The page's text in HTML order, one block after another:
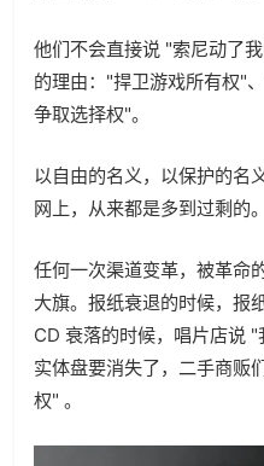
他们不会直接说 "索尼动了
的理由："捍卫游戏所有权"
争取选择权"。
以自由的名义，以保护的名
网上，从来都是多到过剩的。
任何一次渠道变革，被革命
大旗。报纸衰退的时候，报
CD 衰落的时候，唱片店说
实体盘要消失了，二手商贩
权" 。